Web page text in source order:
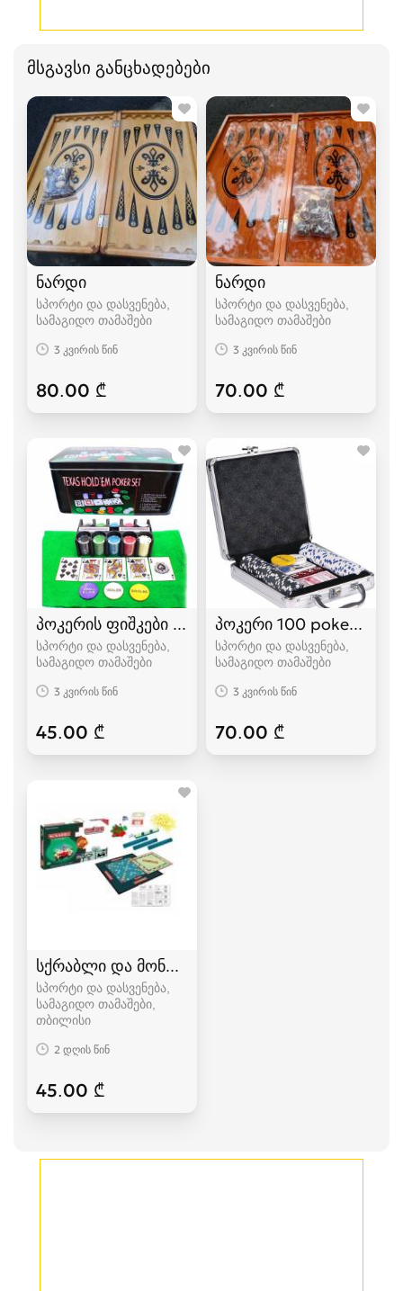
მსგავსი განცხადებები
ნარდი
სპორტი და დასვენება,
სამაგიდო თამაშები
3 კვირის წინ
80.00 ₾
ნარდი
სპორტი და დასვენება,
სამაგიდო თამაშები
3 კვირის წინ
70.00 ₾
პოკერის ფიშკები 200 ცალიანი poker chips
სპორტი და დასვენება,
სამაგიდო თამაშები
3 კვირის წინ
45.00 ₾
პოკერი 100 poker
სპორტი და დასვენება,
სამაგიდო თამაშები
3 კვირის წინ
70.00 ₾
სქრაბლი და მონოპოლია 2 in 1 (სამაგიდო
სპორტი და დასვენება,
სამაგიდო თამაშები
თბილისი
2 დღის წინ
45.00 ₾